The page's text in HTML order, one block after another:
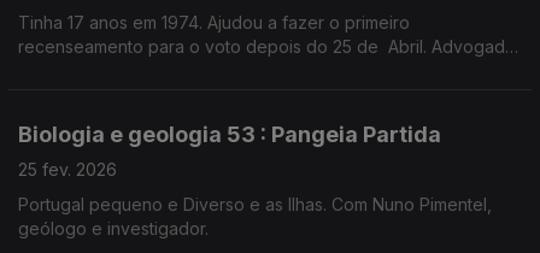
Tinha 17 anos em 1974. Ajudou a fazer o primeiro
recenseamento para o voto depois do 25 de Abril. Advogado
Biologia e geologia 53 : Pangeia Partida
25 fev. 2026
Portugal pequeno e Diverso e as Ilhas. Com Nuno Pimentel,
geólogo e investigador.